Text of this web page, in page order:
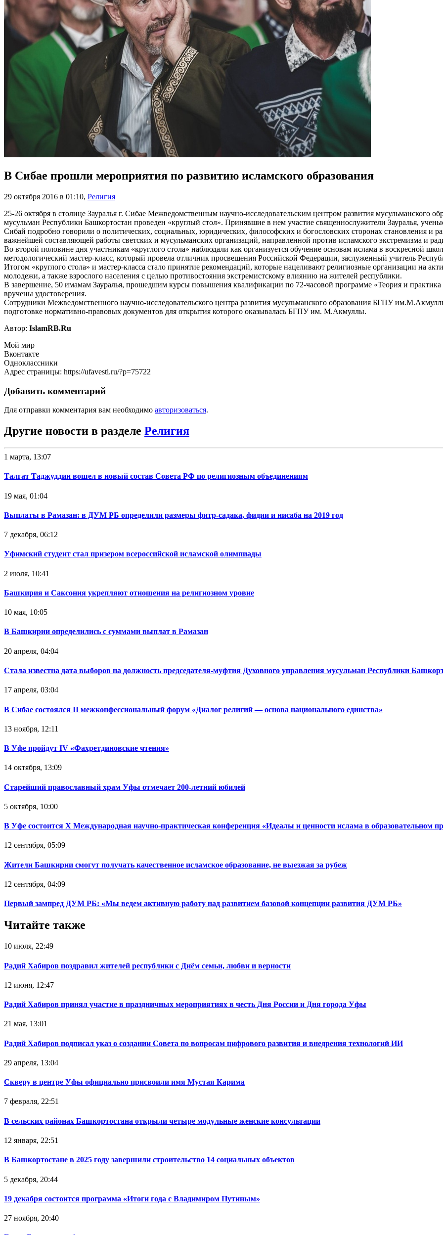
В Сибае прошли мероприятия по развитию исламского образования
29 октября 2016 в 01:10, Религия
25-26 октября в столице Зауралья г. Сибае Межведомственным научно-исследовательским центром развития
мусульман Республики Башкортостан проведен «круглый стол». Принявшие в нем участие священнослужители Зауралья,
Сибай подробно говорили о политических, социальных, юридических, философских и богословских сторонах становления и
важнейшей составляющей работы светских и мусульманских организаций, направленной против исламского экстремизма и
Во второй половине дня участникам «круглого стола» наблюдали как организуется обучение основам ислама в воскресной
методологический мастер-класс, который провела отличник просвещения Российской Федерации, заслуженный учитель
Итогом «круглого стола» и мастер-класса стало принятие рекомендаций, которые нацеливают религиозные организации на
молодежи, а также взрослого населения с целью противостояния экстремистскому влиянию на жителей республики.
В завершение, 50 имамам Зауралья, прошедшим курсы повышения квалификации по 72-часовой программе «Теория и
вручены удостоверения.
Сотрудники Межведомственного научно-исследовательского центра развития мусульманского образования БГПУ
подготовке нормативно-правовых документов для открытия которого оказывалась БГПУ им. М.Акмуллы.
Автор: IslamRB.Ru
Мой мир
Вконтакте
Одноклассники
Адрес страницы: https://ufavesti.ru/?p=75722
Добавить комментарий
Для отправки комментария вам необходимо авторизоваться.
Другие новости в разделе Религия
1 марта, 13:07
Талгат Таджуддин вошел в новый состав Совета РФ по религиозным объединениям
19 мая, 01:04
Выплаты в Рамазан: в ДУМ РБ определили размеры фитр-садака, фидии и нисаба на 2019 год
7 декабря, 06:12
Уфимский студент стал призером всероссийской исламской олимпиады
2 июля, 10:41
Башкирия и Саксония укрепляют отношения на религиозном уровне
10 мая, 10:05
В Башкирии определились с суммами выплат в Рамазан
20 апреля, 04:04
Стала известна дата выборов на должность председателя-муфтия Духовного управления мусульман Республики
17 апреля, 03:04
В Сибае состоялся II межконфессиональный форум «Диалог религий — основа национального единства»
13 ноября, 12:11
В Уфе пройдут IV «Фахретдиновские чтения»
14 октября, 13:09
Старейший православный храм Уфы отмечает 200-летний юбилей
5 октября, 10:00
В Уфе состоится Х Международная научно-практическая конференция «Идеалы и ценности ислама в образовательном
12 сентября, 05:09
Жители Башкирии смогут получать качественное исламское образование, не выезжая за рубеж
12 сентября, 04:09
Первый зампред ДУМ РБ: «Мы ведем активную работу над развитием базовой концепции развития ДУМ РБ»
Читайте также
10 июля, 22:49
Радий Хабиров поздравил жителей республики с Днём семьи, любви и верности
12 июня, 12:47
Радий Хабиров принял участие в праздничных мероприятиях в честь Дня России и Дня города Уфы
21 мая, 13:01
Радий Хабиров подписал указ о создании Совета по вопросам цифрового развития и внедрения технологий ИИ
29 апреля, 13:04
Скверу в центре Уфы официально присвоили имя Мустая Карима
7 февраля, 22:51
В сельских районах Башкортостана открыли четыре модульные женские консультации
12 января, 22:51
В Башкортостане в 2025 году завершили строительство 14 социальных объектов
5 декабря, 20:44
19 декабря состоится программа «Итоги года с Владимиром Путиным»
27 ноября, 20:40